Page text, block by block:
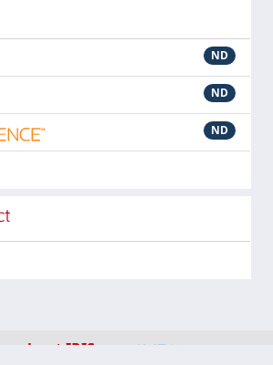
ND
ND
ND
about IRIS